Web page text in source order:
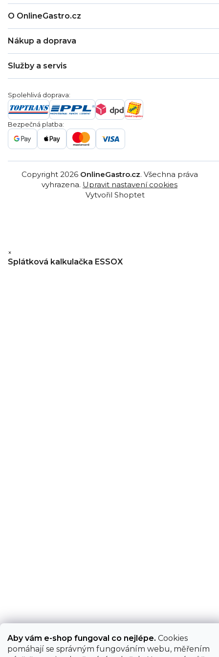
Aby vám e-shop fungoval co nejlépe. Cookies
pomáhají se správným fungováním webu, měřením
O OnlineGastro.cz
Kontakty
Věrnostní program
Blog
Nákup a doprava
Záruka
Ochrana osobních údajů
Reklamační řády
Služby a servis
Servis a reklamace
Poptávka
Gastro projekty
Značky
Gastro velkoobchod
Spolehlivá doprava:
Bezpečná platba:
Vytvořil Shoptet
Copyright 2026 OnlineGastro.cz. Všechna práva
vyhrazena. Upravit nastavení cookies
×
Splátková kalkulačka ESSOX